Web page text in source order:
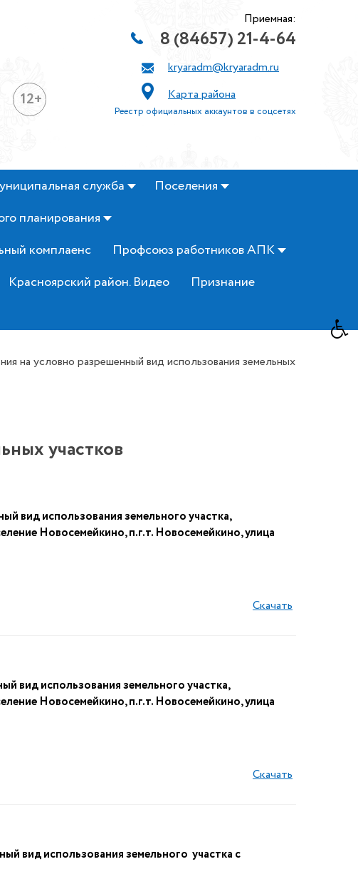
12+
Приемная:
8 (84657) 21-4-64
kryaradm@kryaradm.ru
Карта района
Реестр официальных аккаунтов в соцсетях
служба
Поселения
планирования
комплаенс
Профсоюз работников АПК
Красноярский район. Видео
Признание
на условно разрешенный вид использования земельных
участков
использования земельного участка,
Новосемейкино, п.г.т. Новосемейкино, улица
Скачать
использования земельного участка,
Новосемейкино, п.г.т. Новосемейкино, улица
Скачать
использования земельного участка с